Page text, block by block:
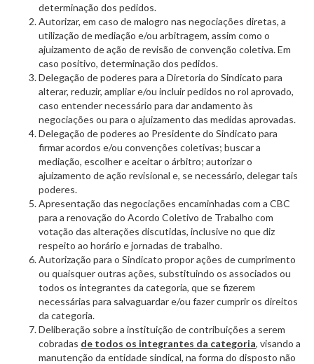
determinação dos pedidos.
Autorizar, em caso de malogro nas negociações diretas, a
utilização de mediação e/ou arbitragem, assim como o
ajuizamento de ação de revisão de convenção coletiva. Em
caso positivo, determinação dos pedidos.
Delegação de poderes para a Diretoria do Sindicato para
alterar, reduzir, ampliar e/ou incluir pedidos no rol aprovado,
caso entender necessário para dar andamento às
negociações ou para o ajuizamento das medidas aprovadas.
Delegação de poderes ao Presidente do Sindicato para
firmar acordos e/ou convenções coletivas; buscar a
mediação, escolher e aceitar o árbitro; autorizar o
ajuizamento de ação revisional e, se necessário, delegar tais
poderes.
Apresentação das negociações encaminhadas com a CBC
para a renovação do Acordo Coletivo de Trabalho com
votação das alterações discutidas, inclusive no que diz
respeito ao horário e jornadas de trabalho.
Autorização para o Sindicato propor ações de cumprimento
ou quaisquer outras ações, substituindo os associados ou
todos os integrantes da categoria, que se fizerem
necessárias para salvaguardar e/ou fazer cumprir os direitos
da categoria.
Deliberação sobre a instituição de contribuições a serem
cobradas de todos os integrantes da categoria, visando a
manutenção da entidade sindical, na forma do disposto não